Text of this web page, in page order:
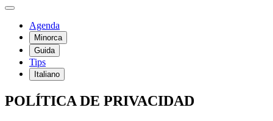
Agenda
Minorca
Guida
Tips
Italiano
POLÍTICA DE PRIVACIDAD